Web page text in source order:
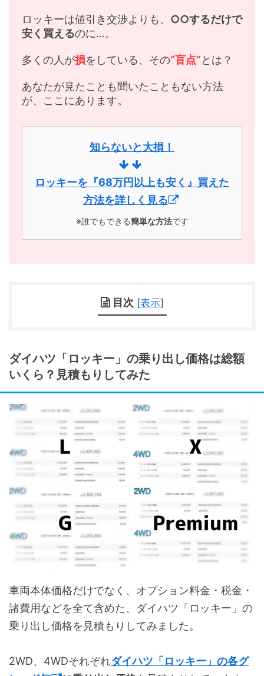
ロッキーは値引き交渉よりも、 ○○するだけで
安く買えるのに…。
多くの人が損をしている、その“盲点”とは？
あなたが見たことも聞いたこともない方法
が、ここにあります。
知らないと大損！
ロッキーを『68万円以上も安く』買えた
方法を詳しく見る
※誰でもできる簡単な方法です
目次 [表示]
ダイハツ「ロッキー」の乗り出し価格は総額
いくら？見積もりしてみた
車両本体価格だけでなく、オプション料金・税金・
諸費用などを全て含めた、ダイハツ「ロッキー」の
乗り出し価格を見積もりしてみました。
2WD、4WDそれぞれダイハツ「ロッキー」の各グ